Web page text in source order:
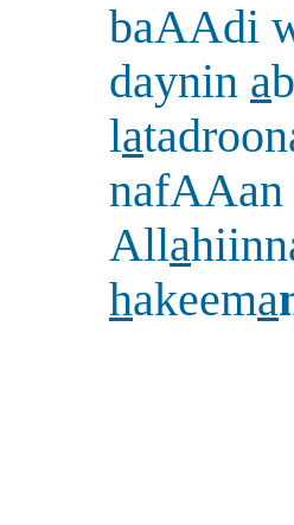
baAAdi
daynin ab
la
nafAAan
Alla
hakeema